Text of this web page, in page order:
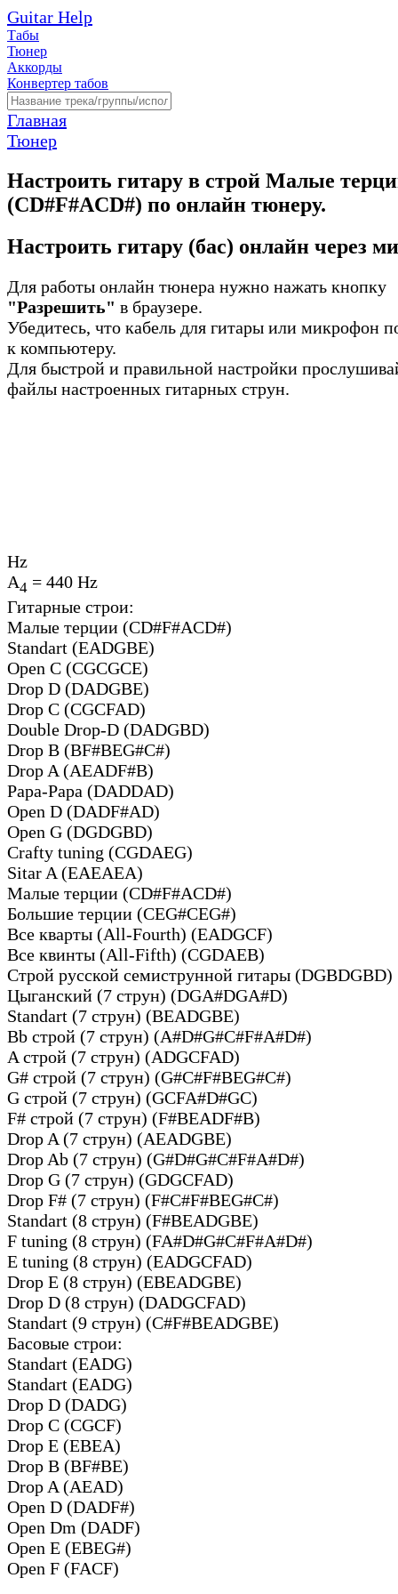
Guitar Help
Табы
Тюнер
Аккорды
Конвертер табов
Главная
Тюнер
Настроить гитару в строй Малые
(CD#F#ACD#) по онлайн тюнеру.
Настроить гитару (бас) онлайн через
Для работы онлайн тюнера нужно нажать кнопку
"Разрешить" в браузере.
Убедитесь, что кабель для гитары или микрофон
к компьютеру.
Для быстрой и правильной настройки
файлы настроенных гитарных струн.
Hz
A4 = 440 Hz
Гитарные строи:
Малые терции (CD#F#ACD#)
Standart (EADGBE)
Open C (CGCGCE)
Drop D (DADGBE)
Drop C (CGCFAD)
Double Drop-D (DADGBD)
Drop B (BF#BEG#C#)
Drop A (AEADF#B)
Papa-Papa (DADDAD)
Open D (DADF#AD)
Open G (DGDGBD)
Crafty tuning (CGDAEG)
Sitar A (EAEAEA)
Малые терции (CD#F#ACD#)
Большие терции (CEG#CEG#)
Все кварты (All-Fourth) (EADGCF)
Все квинты (All-Fifth) (CGDAEB)
Строй русской семиструнной гитары (DGBDGBD)
Цыганский (7 струн) (DGA#DGA#D)
Standart (7 струн) (BEADGBE)
Bb строй (7 струн) (A#D#G#C#F#A#D#)
A строй (7 струн) (ADGCFAD)
G# строй (7 струн) (G#C#F#BEG#C#)
G строй (7 струн) (GCFA#D#GC)
F# строй (7 струн) (F#BEADF#B)
Drop A (7 струн) (AEADGBE)
Drop Ab (7 струн) (G#D#G#C#F#A#D#)
Drop G (7 струн) (GDGCFAD)
Drop F# (7 струн) (F#C#F#BEG#C#)
Standart (8 струн) (F#BEADGBE)
F tuning (8 струн) (FA#D#G#C#F#A#D#)
E tuning (8 струн) (EADGCFAD)
Drop E (8 струн) (EBEADGBE)
Drop D (8 струн) (DADGCFAD)
Standart (9 струн) (C#F#BEADGBE)
Басовые строи:
Standart (EADG)
Standart (EADG)
Drop D (DADG)
Drop C (CGCF)
Drop E (EBEA)
Drop B (BF#BE)
Drop A (AEAD)
Open D (DADF#)
Open Dm (DADF)
Open E (EBEG#)
Open F (FACF)